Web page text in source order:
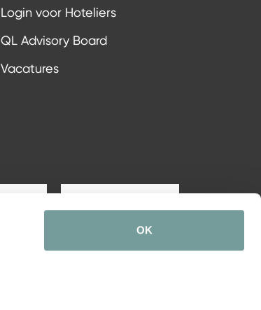
OK
Login voor Hoteliers
QL Advisory Board
Vacatures